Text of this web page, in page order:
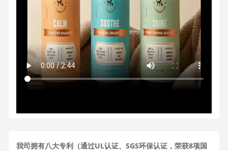
我司拥有八大专利（通过UL认证、SGS环保认证，荣获8项国